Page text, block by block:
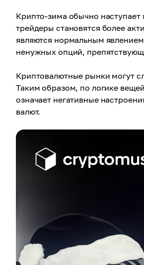
Крипто-зима обычно наступает
трейдеры становятся более
являются нормальным
ненужных опций,
Криптовалютные рынки могут
Таким образом, по логике
означает негативные
валют.